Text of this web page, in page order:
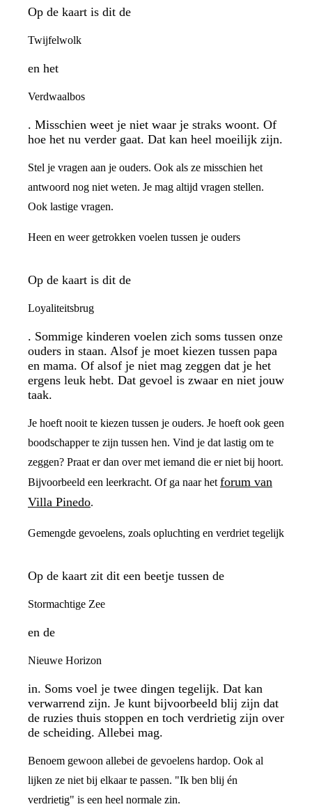
Op de kaart is dit de
Twijfelwolk
en het
Verdwaalbos
. Misschien weet je niet waar je straks woont. Of
hoe het nu verder gaat. Dat kan heel moeilijk zijn.
Stel je vragen aan je ouders. Ook als ze misschien het
antwoord nog niet weten. Je mag altijd vragen stellen.
Ook lastige vragen.
Heen en weer getrokken voelen tussen je ouders
Op de kaart is dit de
Loyaliteitsbrug
. Sommige kinderen voelen zich soms tussen onze
ouders in staan. Alsof je moet kiezen tussen papa
en mama. Of alsof je niet mag zeggen dat je het
ergens leuk hebt. Dat gevoel is zwaar en niet jouw
taak.
Je hoeft nooit te kiezen tussen je ouders. Je hoeft ook geen
boodschapper te zijn tussen hen. Vind je dat lastig om te
zeggen? Praat er dan over met iemand die er niet bij hoort.
Bijvoorbeeld een leerkracht. Of ga naar het forum van
Villa Pinedo.
Gemengde gevoelens, zoals opluchting en verdriet tegelijk
Op de kaart zit dit een beetje tussen de
Stormachtige Zee
en de
Nieuwe Horizon
in. Soms voel je twee dingen tegelijk. Dat kan
verwarrend zijn. Je kunt bijvoorbeeld blij zijn dat
de ruzies thuis stoppen en toch verdrietig zijn over
de scheiding. Allebei mag.
Benoem gewoon allebei de gevoelens hardop. Ook al
lijken ze niet bij elkaar te passen. "Ik ben blij én
verdrietig" is een heel normale zin.